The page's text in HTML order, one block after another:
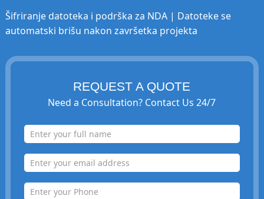
Šifriranje datoteka i podrška za NDA | Datoteke se
automatski brišu nakon završetka projekta
REQUEST A QUOTE
Need a Consultation? Contact Us 24/7